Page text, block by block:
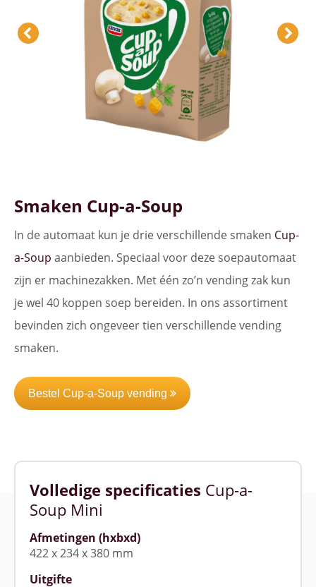
Smaken Cup-a-Soup
In de automaat kun je drie verschillende smaken Cup-
a-Soup aanbieden. Speciaal voor deze soepautomaat
zijn er machinezakken. Met één zo’n vending zak kun
je wel 40 koppen soep bereiden. In ons assortiment
bevinden zich ongeveer tien verschillende vending
smaken.
Bestel Cup-a-Soup vending
Volledige specificaties Cup-a-
Soup Mini
Afmetingen (hxbxd)
422 x 234 x 380 mm
Uitgifte